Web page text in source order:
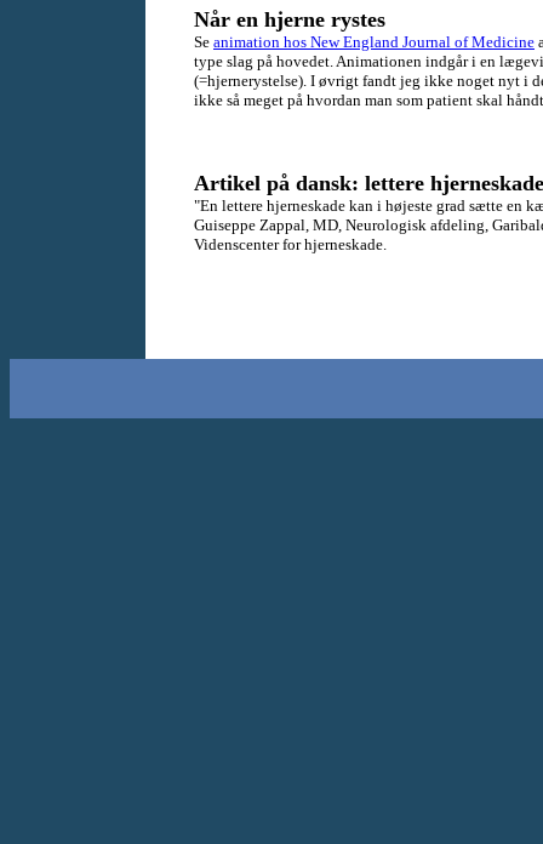
Når en hjerne rystes
Se animation hos New England Journal of Medicine
type slag på hovedet. Animationen indgår i en
(=hjernerystelse). I øvrigt fandt jeg ikke noget nyt i
ikke så meget på hvordan man som patient skal
Artikel på dansk: lettere
"En lettere hjerneskade kan i højeste grad sætte en
Guiseppe Zappal, MD, Neurologisk afdeling,
Videnscenter for hjerneskade.